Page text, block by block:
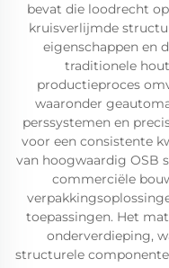
bevat die loodrecht
kruisverlijmde
eigenschappen en
traditionele
productieproces
waaronder
perssystemen en
voor een consistente
van hoogwaardig OSB
commerciële
toepassingen. Het
onderverdieping,
structurele